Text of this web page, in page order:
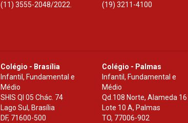
(11) 3555-2048/2022.
(19) 3211-4100
Colégio - Brasília
Infantil, Fundamental e
Médio
SHIS Ql 05 Chác. 74
Lago Sul, Brasília
DF, 71600-500
Colégio - Palmas
Infantil, Fundamental e
Médio
Qd.108 Norte, Alameda 16
Lote 10 A, Palmas
TO, 77006-902